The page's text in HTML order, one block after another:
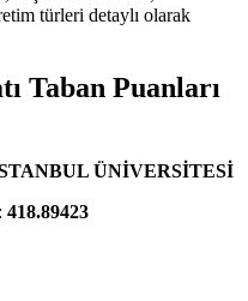
türleri detaylı olarak
Taban Puanları
ÜNİVERSİTESİ
418.89423